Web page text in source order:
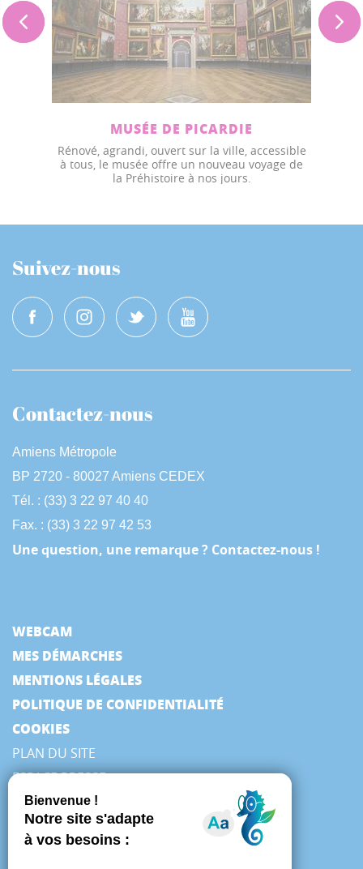
MUSÉE DE PICARDIE
Rénové, agrandi, ouvert sur la ville, accessible
à tous, le musée offre un nouveau voyage de
la Préhistoire à nos jours.
Suivez-nous
Contactez-nous
Amiens Métropole
BP 2720 - 80027 Amiens CEDEX
Tél. : (33) 3 22 97 40 40
Fax. : (33) 3 22 97 42 53
Une question, une remarque ? Contactez-nous !
WEBCAM
MES DÉMARCHES
MENTIONS LÉGALES
POLITIQUE DE CONFIDENTIALITÉ
COOKIES
PLAN DU SITE
ESPACE PRESSE